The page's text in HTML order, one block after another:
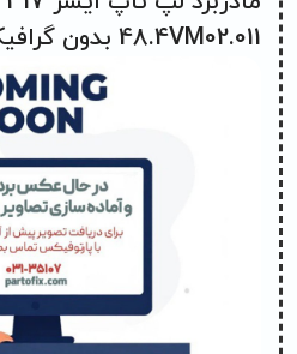
48.4VM02.011 بدون گرافیک